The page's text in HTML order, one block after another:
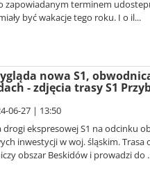
zapowiadanym terminem
być wakacje tego roku. I o il...
nowa S1,
- zdjęcia trasy S1
06-27 | 13:50
drogi ekspresowej S1 na odcinku
inwestycji w woj. śląskim. Trasa
obszar Beskidów i prowadzi do